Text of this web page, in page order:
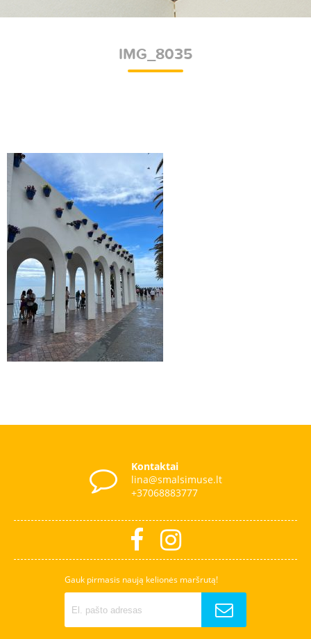
IMG_8035
Kontaktai
lina@smalsimuse.lt
+37068883777
Gauk pirmasis naują kelionės maršrutą!